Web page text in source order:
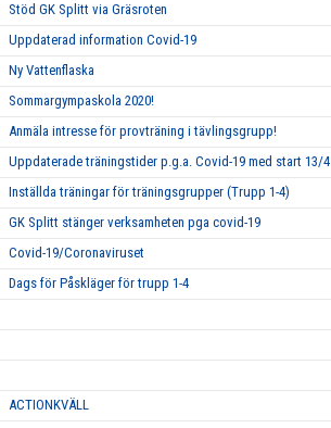
Stöd GK Splitt via Gräsroten
Uppdaterad information Covid-19
Ny Vattenflaska
Sommargympaskola 2020!
Anmäla intresse för provträning i tävlingsgrupp!
Uppdaterade träningstider p.g.a. Covid-19 med start 13/4
Inställda träningar för träningsgrupper (Trupp 1-4)
GK Splitt stänger verksamheten pga covid-19
Covid-19/Coronaviruset
Dags för Påskläger för trupp 1-4
ACTIONKVÄLL